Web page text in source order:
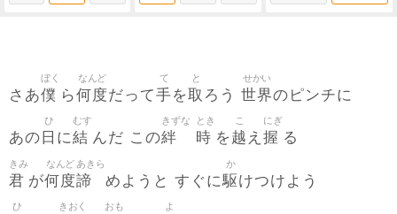
さあ僕
ぼく
ら何度
なんど
だって手
て
を取
と
ろう 世界
せかい
のピンチに
あの 日
ひ
に結
むす
んだ この絆
きずな
時
とき
を越
こ
え 握
にぎ
る
君
きみ
が何度
なんど
諦
あきら
めようと すぐに駆
か
けつけよう
ひ きおく おも よ